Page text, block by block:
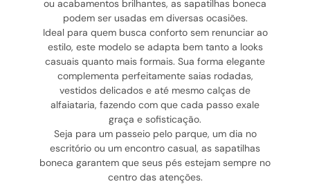
ou acabamentos brilhantes, as sapatilhas boneca
podem ser usadas em diversas ocasiões.
Ideal para quem busca conforto sem renunciar ao
estilo, este modelo se adapta bem tanto a looks
casuais quanto mais formais. Sua forma elegante
complementa perfeitamente saias rodadas,
vestidos delicados e até mesmo calças de
alfaiataria, fazendo com que cada passo exale
graça e sofisticação.
Seja para um passeio pelo parque, um dia no
escritório ou um encontro casual, as sapatilhas
boneca garantem que seus pés estejam sempre no
centro das atenções.